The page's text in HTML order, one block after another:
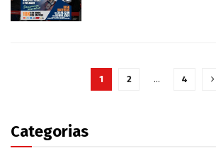
1 2 … 4
Categorias